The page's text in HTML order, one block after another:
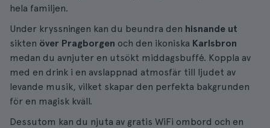
hela familjen.
Under kryssningen kan du beundra den hisnande ut
sikten över Pragborgen och den ikoniska Karlsbron
medan du avnjuter en utsökt middagsbuffé. Koppla av
med en drink i en avslappnad atmosfär till ljudet av
levande musik, vilket skapar den perfekta bakgrunden
för en magisk kväll.
Dessutom kan du njuta av gratis WiFi ombord och en